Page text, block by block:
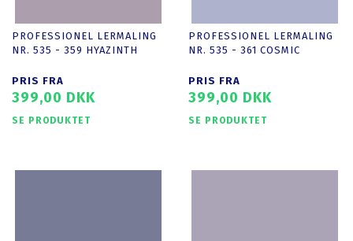
PROFESSIONEL LERMALING
NR. 535 - 359 HYAZINTH
PRIS FRA
399,00 DKK
SE PRODUKTET
PROFESSIONEL LERMALING
NR. 535 - 361 COSMIC
PRIS FRA
399,00 DKK
SE PRODUKTET